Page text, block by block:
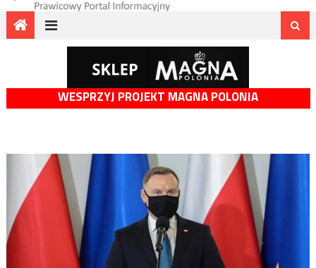
WESPRZYJ PROJEKT MAGNA POLONIA